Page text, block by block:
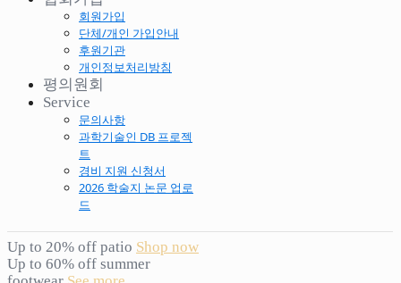
회원가입
단체/개인 가입안내
후원기관
개인정보처리방침
평의원회
Service
문의사항
과학기술인 DB 프로젝
트
경비 지원 신청서
2026 학술지 논문 업로
드
Up to 20% off patio Shop now
Up to 60% off summer